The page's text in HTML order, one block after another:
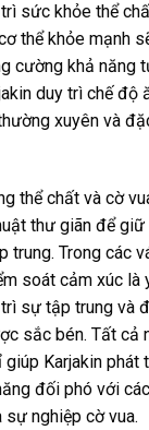
sức khỏe thể
thể khỏe mạnh
cường khả năng
duy trì chế độ
xuyên và
thể chất và cờ
thư giãn để
trung. Trong các
soát cảm xúc là
sự tập trung và
sắc bén. Tất cả
giúp Karjakin phát
đối phó với
nghiệp cờ vua.